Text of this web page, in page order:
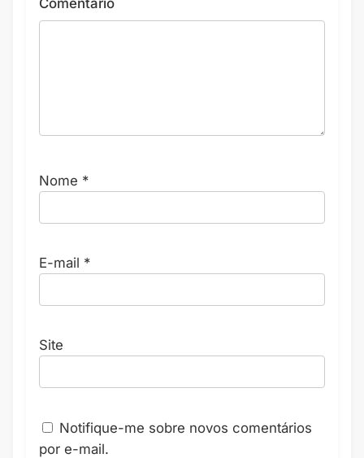
Nome *
E-mail *
Site
Notifique-me sobre novos comentários
por e-mail.